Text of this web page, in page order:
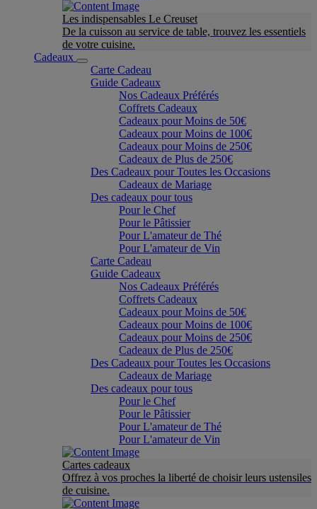
Les indispensables Le Creuset
De la cuisson au service de table, trouvez les essentiels
de votre cuisine.
Cadeaux
Carte Cadeau
Guide Cadeaux
Nos Cadeaux Préférés
Coffrets Cadeaux
Cadeaux pour Moins de 50€
Cadeaux pour Moins de 100€
Cadeaux pour Moins de 250€
Cadeaux de Plus de 250€
Des Cadeaux pour Toutes les Occasions
Cadeaux de Mariage
Des cadeaux pour tous
Pour le Chef
Pour le Pâtissier
Pour L'amateur de Thé
Pour L'amateur de Vin
Carte Cadeau
Guide Cadeaux
Nos Cadeaux Préférés
Coffrets Cadeaux
Cadeaux pour Moins de 50€
Cadeaux pour Moins de 100€
Cadeaux pour Moins de 250€
Cadeaux de Plus de 250€
Des Cadeaux pour Toutes les Occasions
Cadeaux de Mariage
Des cadeaux pour tous
Pour le Chef
Pour le Pâtissier
Pour L'amateur de Thé
Pour L'amateur de Vin
Cartes cadeaux
Offrez à vos proches la liberté de choisir leurs ustensiles
de cuisine.